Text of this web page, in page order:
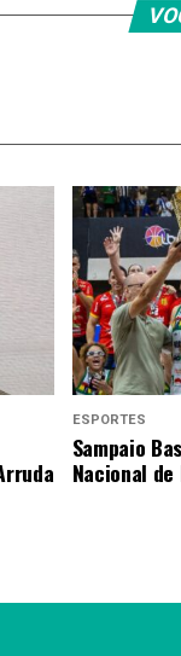
ESPORTES
Sampaio
Nacional